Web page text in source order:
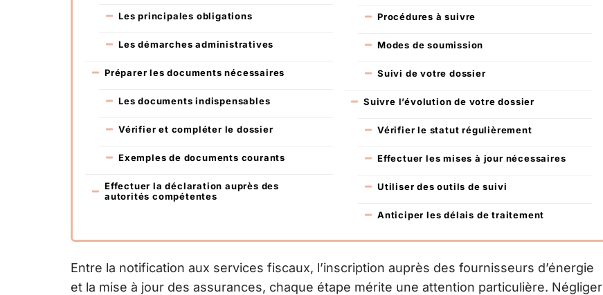
Les principales obligations
Les démarches administratives
Préparer les documents nécessaires
Les documents indispensables
Vérifier et compléter le dossier
Exemples de documents courants
Effectuer la déclaration auprès des
autorités compétentes
Procédures à suivre
Modes de soumission
Suivi de votre dossier
Suivre l’évolution de votre dossier
Vérifier le statut régulièrement
Effectuer les mises à jour nécessaires
Utiliser des outils de suivi
Anticiper les délais de traitement
Entre la notification aux services fiscaux, l’inscription auprès des fournisseurs d’énergie
et la mise à jour des assurances, chaque étape mérite une attention particulière. Négliger